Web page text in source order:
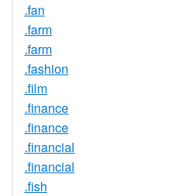
.fan
.farm
.farm
.fashion
.film
.finance
.finance
.financial
.financial
.fish